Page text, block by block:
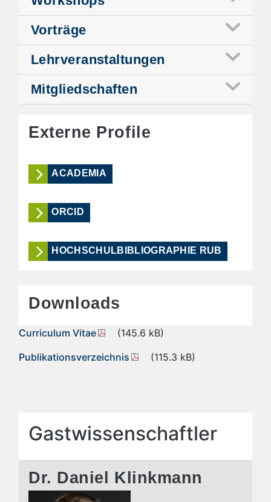
Vorträge
Lehrveranstaltungen
Mitgliedschaften
Externe Profile
ACADEMIA
ORCID
HOCHSCHULBIBLIOGRAPHIE RUB
Downloads
Curriculum Vitae
(145.6 kB)
Publikationsverzeichnis
(115.3 kB)
Gastwissenschaftler
Dr. Daniel Klinkmann